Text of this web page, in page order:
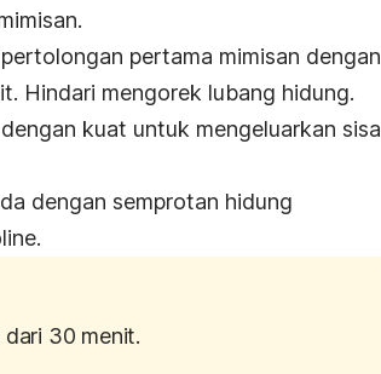
pertama mimisan dengan
Hindari mengorek lubang hidung.
kuat untuk mengeluarkan sisa
dengan semprotan hidung
.
30 menit.